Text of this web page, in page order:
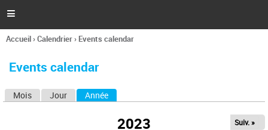
l
h
e

Vous
ici
Accueil›Calendrier› Events calendar
Events calendar
Mois Jour Année
2023 Suiv. »